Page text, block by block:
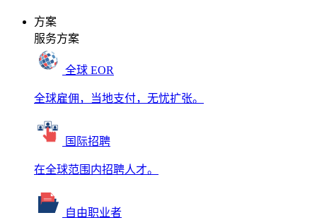
方案
服务方案
全球 EOR
全球雇佣，当地支付，无忧扩张。
国际招聘
在全球范围内招聘人才。
自由职业者